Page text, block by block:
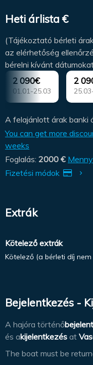
Heti árlista €
(Tájékoztató bérleti
az elérhetőség
bérelni kívánt
2 090€
01.01-25.03
2
A felajánlott árak banki
You can get more
weeks
Foglalás: 2000 €
Fizetési módok
Extrák
Kötelező extrák
Kötelező (a bérleti díj
Bejelentkezés -
A hajóra történő
és akijelentkezés at
The boat must be